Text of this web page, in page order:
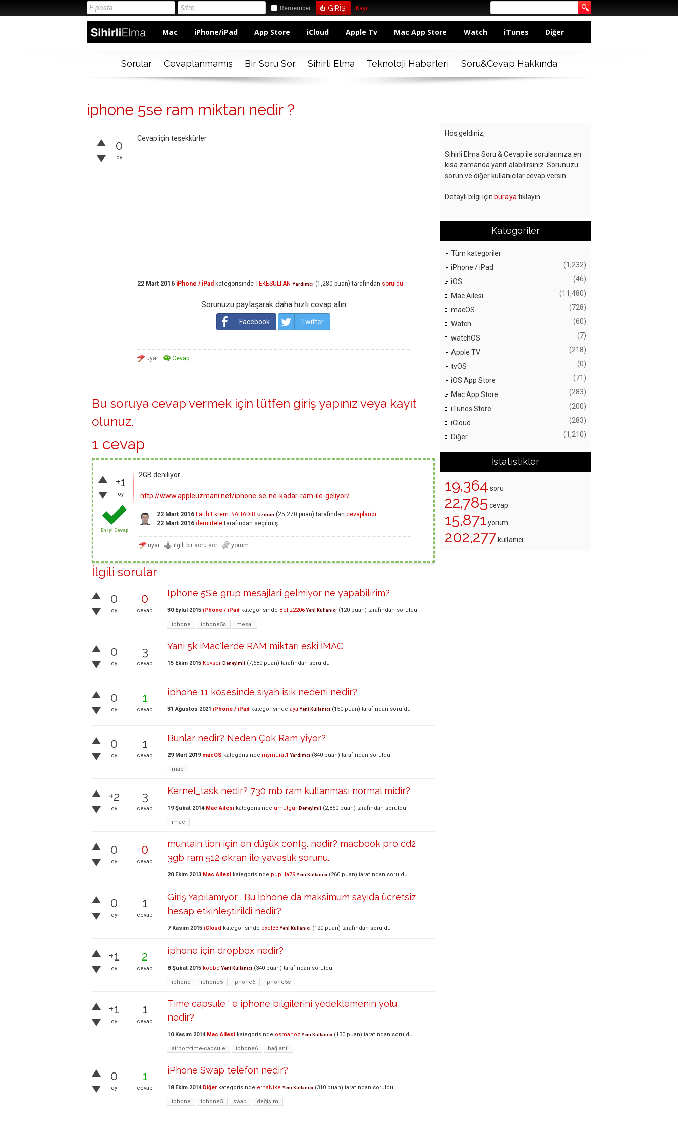
Remember Kayıt
Mac iPhone/iPad App Store iCloud Apple Tv Mac App Store Watch iTunes Diğer
Sorular Cevaplanmamış Bir Soru Sor Sihirli Elma Teknoloji Haberleri Soru&Cevap Hakkında
iphone 5se ram miktarı nedir ?
0
oy
Cevap için teşekkürler
22 Mart 2016 iPhone / iPad kategorisinde TEKESULTAN Yardımcı (1,280 puan) tarafından soruldu
Sorunuzu paylaşarak daha hızlı cevap alın
Facebook Twitter
Bu soruya cevap vermek için lütfen giriş yapınız veya kayıt
olunuz.
1 cevap
+1
oy
En İyi Cevap
2GB deniliyor.
http://www.appleuzmani.net/iphone-se-ne-kadar-ram-ile-geliyor/
22 Mart 2016 Fatih Ekrem BAHADIR Uzman (25,270 puan) tarafından cevaplandı
22 Mart 2016 demirteletarafından seçilmiş
İlgili sorular
0
oy
0
cevap
Iphone 5S'e grup mesajlari gelmiyor ne yapabilirim?
30 Eylül 2015 iPhone / iPad kategorisinde Beliz2206 Yeni Kullanıcı (120 puan) tarafından soruldu
iphone iphone5s mesaj
0
oy
3
cevap
Yani 5k iMac'lerde RAM miktarı eski İMAC
15 Ekim 2015 Kevser Deneyimli (7,680 puan) tarafından soruldu
0
oy
1
cevap
iphone 11 kosesinde siyah isik nedeni nedir?
31 Ağustos 2021 iPhone / iPad kategorisinde aya Yeni Kullanıcı (150 puan) tarafından soruldu
0
oy
1
cevap
Bunlar nedir? Neden Çok Ram yiyor?
29 Mart 2019 macOS kategorisinde mymurat1 Yardımcı (840 puan) tarafından soruldu
mac
+2
oy
3
cevap
Kernel_task nedir? 730 mb ram kullanması normal midir?
19 Şubat 2014 Mac Ailesi kategorisinde umutgur Deneyimli (2,850 puan) tarafından soruldu
imac
0
oy
0
cevap
muntain lion için en düşük confg. nedir? macbook pro cd2
3gb ram 512 ekran ile yavaşlık sorunu..
20 Ekim 2013 Mac Ailesi kategorisinde pupilla79 Yeni Kullanıcı (260 puan) tarafından soruldu
0
oy
1
cevap
Giriş Yapılamıyor . Bu İphone da maksimum sayıda ücretsiz
hesap etkinleştirildi nedir?
7 Kasım 2015 iCloud kategorisinde pxel33 Yeni Kullanıcı (120 puan) tarafından soruldu
+1
oy
2
cevap
iphone için dropbox nedir?
8 Şubat 2015 kocbd Yeni Kullanıcı (340 puan) tarafından soruldu
iphone iphone5 iphone6 iphone5s
+1
oy
1
cevap
Time capsule ' e iphone bilgilerini yedeklemenin yolu
nedir?
10 Kasım 2014 Mac Ailesi kategorisinde osmanoz Yeni Kullanıcı (130 puan) tarafından soruldu
airport-time-capsule iphone6 bağlantı
0
oy
1
cevap
iPhone Swap telefon nedir?
18 Ekim 2014 Diğerkategorisinde erhaNike Yeni Kullanıcı (310 puan) tarafından soruldu
iphone iphone5 swap değişim
Hoş geldiniz,
Sihirli Elma Soru & Cevap ile sorularınıza en
kısa zamanda yanıt alabilirsiniz. Sorunuzu
sorun ve diğer kullanıcılar cevap versin.
Detaylı bilgi için buraya tıklayın.
Kategoriler
Tüm kategoriler
iPhone / iPad
(1,232)
iOS (46)
Mac Ailesi (11,480)
macOS (728)
Watch (60)
watchOS (7)
Apple TV (218)
tvOS (0)
iOS App Store (71)
Mac App Store (283)
iTunes Store (200)
iCloud (283)
Diğer (1,210)
İstatistikler
19,364 soru
22,785 cevap
15,871 yorum
202,277 kullanıcı